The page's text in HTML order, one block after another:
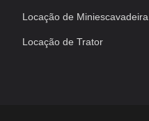
Locação de Miniescavadeira
Locação de Trator